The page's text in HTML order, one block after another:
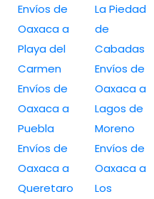
Envíos de
Oaxaca a
Playa del
Carmen
Envíos de
Oaxaca a
Puebla
Envíos de
Oaxaca a
Queretaro
La Piedad
de
Cabadas
Envíos de
Oaxaca a
Lagos de
Moreno
Envíos de
Oaxaca a
Los